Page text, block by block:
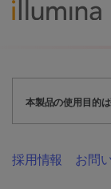
本製品の使用目的
採用情報 お問